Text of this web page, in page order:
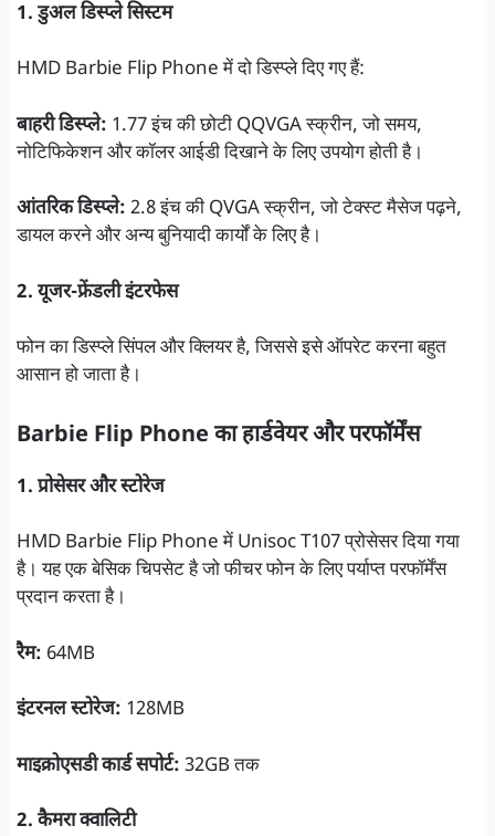
1. डुअल डिस्प्ले सिस्टम
HMD Barbie Flip Phone में दो डिस्प्ले दिए गए हैं:
बाहरी डिस्प्ले: 1.77 इंच की छोटी QQVGA स्क्रीन, जो समय,
नोटिफिकेशन और कॉलर आईडी दिखाने के लिए उपयोग होती है।
आंतरिक डिस्प्ले: 2.8 इंच की QVGA स्क्रीन, जो टेक्स्ट मैसेज पढ़ने,
डायल करने और अन्य बुनियादी कार्यों के लिए है।
2. यूजर-फ्रेंडली इंटरफेस
फोन का डिस्प्ले सिंपल और क्लियर है, जिससे इसे ऑपरेट करना बहुत
आसान हो जाता है।
Barbie Flip Phone का हार्डवेयर और परफॉर्मेंस
1. प्रोसेसर और स्टोरेज
HMD Barbie Flip Phone में Unisoc T107 प्रोसेसर दिया गया
है। यह एक बेसिक चिपसेट है जो फीचर फोन के लिए पर्याप्त परफॉर्मेंस
प्रदान करता है।
रैम: 64MB
इंटरनल स्टोरेज: 128MB
माइक्रोएसडी कार्ड सपोर्ट: 32GB तक
2. कैमरा क्वालिटी